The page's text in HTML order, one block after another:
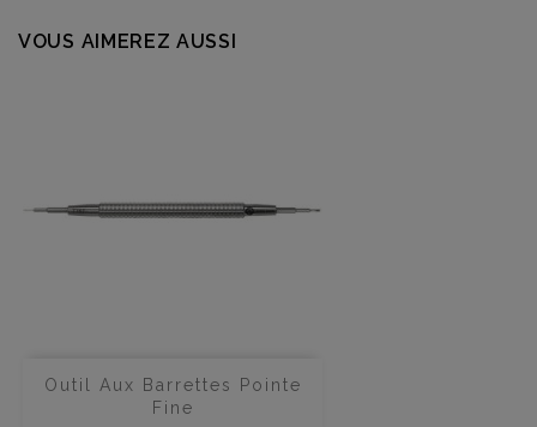
VOUS AIMEREZ AUSSI
Outil Aux Barrettes Pointe
Fine